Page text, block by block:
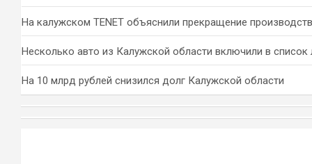
На калужском TENET объяснили прекращение
Несколько авто из Калужской области включили в список
На 10 млрд рублей снизился долг Калужской области